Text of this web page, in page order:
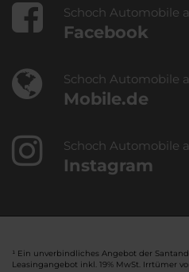
Schoch Automobile
Facebook
Schoch Automobile
Mobile.de
Schoch Automobile
Instagram
¹ Ein unverbindliches Angebot der
Leasingangebot inkl. 19% MwSt. Irrtümer